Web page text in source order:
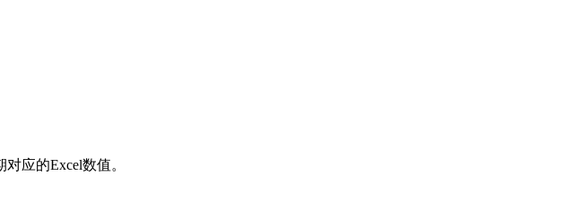
应的Excel数值。